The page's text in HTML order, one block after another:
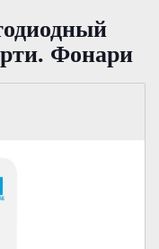
Фонари